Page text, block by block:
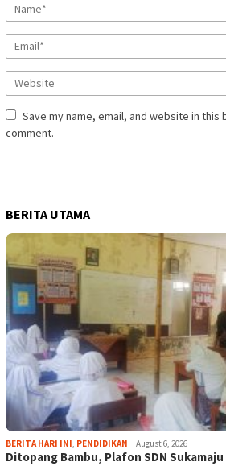
Save my name, email, and website in
comment.
BERITA UTAMA
BERITA HARI INI, PENDIDIKAN August 6, 2026
Ditopang Bambu, Plafon SDN